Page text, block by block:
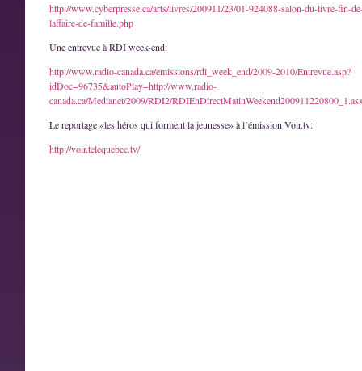
http://www.cyberpresse.ca/arts/livres/200911/23/01-924088-salon-du-livre-fin-
laffaire-de-famille.php
Une entrevue à RDI week-end:
http://www.radio-canada.ca/emissions/rdi_week_end/2009-2010/Entrevue.asp?
idDoc=96735&autoPlay=http://www.radio-
canada.ca/Medianet/2009/RDI2/
Le reportage «les héros qui forment la jeunesse» à l’émission Voir.tv:
http://voir.telequebec.tv/